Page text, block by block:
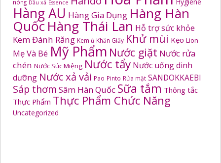
nóng Dầu xả Essence
Hàng AU Hàng Gia Dụng Hàng Hàn
Quốc Hàng Thái Lan Hỗ trợ sức khỏe
Kem Đánh Răng Kem ủ Khăn Giấy Khử mùi Kẹo Lion
Mẹ Và Bé Mỹ Phẩm Nước giặt Nước rửa
chén Nước Súc Miệng Nước tẩy Nước uống dinh
dưỡng Nước xả vải Pao Pinto Rửa mặt SANDOKKAEBI
Sáp thơm Sâm Hàn Quốc Sữa tắm Thông tắc
Thực Phẩm Thực Phẩm Chức Năng
Uncategorized